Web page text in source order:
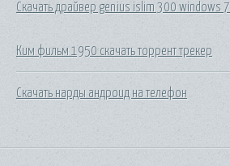
Скачать драйвер genius islim 300 windows 7
Ким фильм 1950 скачать торрент трекер
Скачать нарды андроид на телефон